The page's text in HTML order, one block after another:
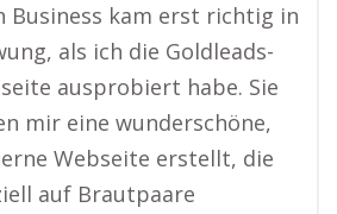
Business kam erst richtig in
als ich die Goldleads-
ausprobiert habe. Sie
mir eine wunderschöne,
Webseite erstellt, die
auf Brautpaare